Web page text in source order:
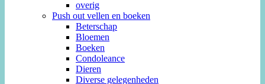
overig
Push out vellen en boeken
Beterschap
Bloemen
Boeken
Condoleance
Dieren
Diverse gelegenheden